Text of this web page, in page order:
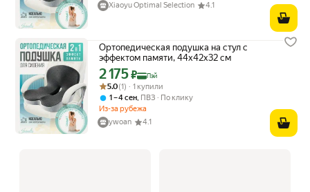
Xiaoyu Optimal Selection
4.1
Ортопедическая подушка на стул с
эффектом памяти, 44x42x32 см
Цена с картой Яндекс Пэй 2175 ₽ вместо
2 175₽ Пэй
Рейтинг товара: 5.0 из 5
Оценок: (1) · 1 купили
5.0(1) · 1 купили
1 – 4 сен, ПВЗ
По клику
Из-за рубежа
ywoan
4.1